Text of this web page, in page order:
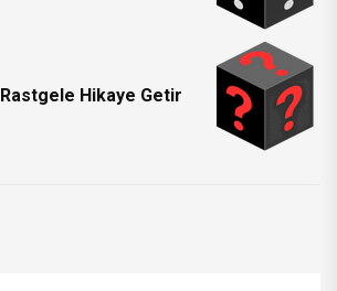
Rastgele Hikaye Getir